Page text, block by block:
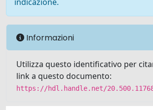
Informazioni
Utilizza questo identificativo per
link a questo documento:
https://hdl.handle.net/